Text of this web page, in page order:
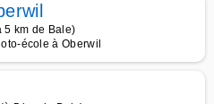
5 km de Bale)
école à Oberwil